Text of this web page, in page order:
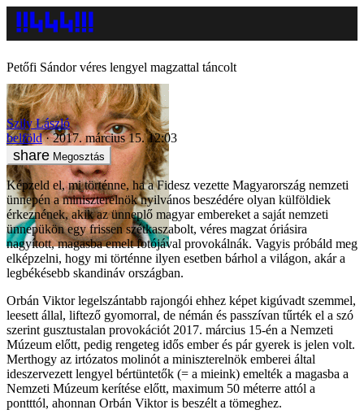
Petőfi Sándor véres lengyel magzattal táncolt
Szily László
belföld
2017. március 15. 12:03
Megosztás
Képzeld el, mi történne, ha a Fidesz vezette Magyarország nemzeti
ünnepén a miniszterelnök nyilvános beszédére olyan külföldiek
érkeznének, akik az ünneplő magyar embereket a saját nemzeti
ünnepükön egy frissen szétkaszabolt, véres magzat óriásira
nagyított, magasba emelt fotójával provokálnák. Vagyis próbáld meg
elképzelni, hogy mi történne ilyen esetben bárhol a világon, akár a
legbékésebb skandináv országban.
Orbán Viktor legelszántabb rajongói ehhez képet kigúvadt szemmel,
leesett állal, liftező gyomorral, de némán és passzívan tűrték el a szó
szerint gusztustalan provokációt 2017. március 15-én a Nemzeti
Múzeum előtt, pedig rengeteg idős ember és pár gyerek is jelen volt.
Merthogy az irtózatos molinót a miniszterelnök emberei által
ideszervezett lengyel bértüntetők (= a mieink) emelték a magasba a
Nemzeti Múzeum kerítése előtt, maximum 50 méterre attól a
pontttól, ahonnan Orbán Viktor is beszélt a tömeghez.